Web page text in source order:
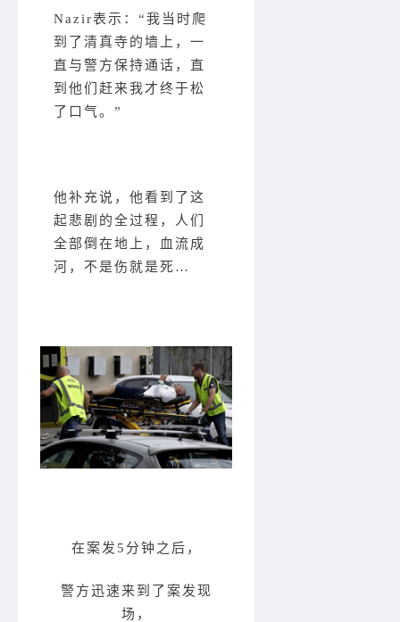
Nazir表示：“我当时爬
到了清真寺的墙上，一
直与警方保持通话，直
到他们赶来我才终于松
了口气。”
他补充说，他看到了这
起悲剧的全过程，人们
全部倒在地上，血流成
河，不是伤就是死…
在案发5分钟之后，
警方迅速来到了案发现
场，